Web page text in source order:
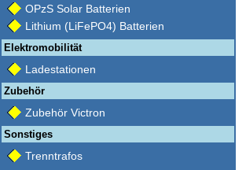
OPzS Solar Batterien
Lithium (LiFePO4) Batterien
Elektromobilität
Ladestationen
Zubehör
Zubehör Victron
Sonstiges
Trenntrafos